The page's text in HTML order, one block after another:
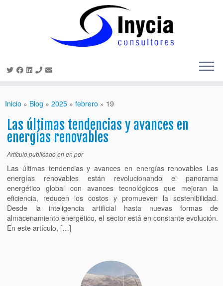
Inicio » Blog » 2025 » febrero » 19
Las últimas tendencias y avances en
energías renovables
Artículo publicado enenpor
Las últimas tendencias y avances en energías renovables Las
energías renovables están revolucionando el panorama
energético global con avances tecnológicos que mejoran la
eficiencia, reducen los costos y promueven la sostenibilidad.
Desde la inteligencia artificial hasta nuevas formas de
almacenamiento energético, el sector está en constante evolución.
En este artículo, […]